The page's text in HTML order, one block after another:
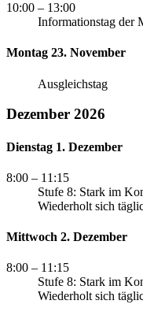
10:00 – 13:00
Informationstag der
Montag 23. November
Ausgleichstag
Dezember 2026
Dienstag 1. Dezember
8:00 – 11:15
Stufe 8: Stark im
Wiederholt sich
Mittwoch 2. Dezember
8:00 – 11:15
Stufe 8: Stark im
Wiederholt sich